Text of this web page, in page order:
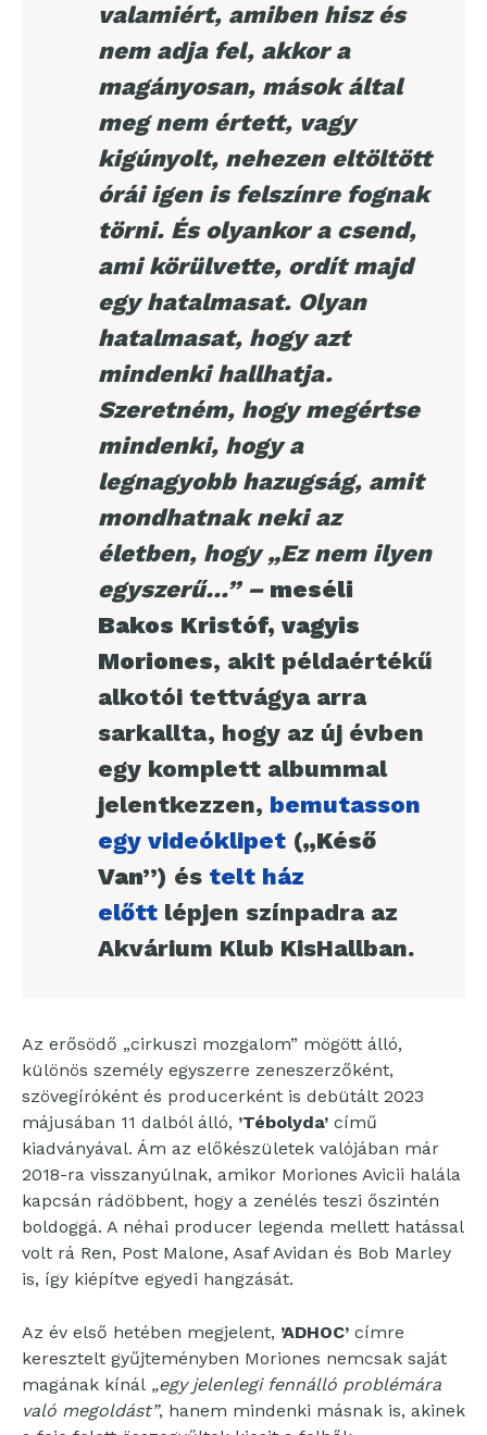
valamiért, amiben hisz és
nem adja fel, akkor a
magányosan, mások által
meg nem értett, vagy
kigúnyolt, nehezen eltöltött
órái igen is felszínre fognak
törni. És olyankor a csend,
ami körülvette, ordít majd
egy hatalmasat. Olyan
hatalmasat, hogy azt
mindenki hallhatja.
Szeretném, hogy megértse
mindenki, hogy a
legnagyobb hazugság, amit
mondhatnak neki az
életben, hogy „Ez nem ilyen
egyszerű…” – meséli
Bakos Kristóf, vagyis
Moriones, akit példaértékű
alkotói tettvágya arra
sarkallta, hogy az új évben
egy komplett albummal
jelentkezzen, bemutasson
egy videóklipet („Késő
Van”) és telt ház
előtt lépjen színpadra az
Akvárium Klub KisHallban.
Az erősödő „cirkuszi mozgalom” mögött álló,
különös személy egyszerre zeneszerzőként,
szövegíróként és producerként is debütált 2023
májusában 11 dalból álló, ’Tébolyda’ című
kiadványával. Ám az előkészületek valójában már
2018-ra visszanyúlnak, amikor Moriones Avicii halála
kapcsán rádöbbent, hogy a zenélés teszi őszintén
boldoggá. A néhai producer legenda mellett hatással
volt rá Ren, Post Malone, Asaf Avidan és Bob Marley
is, így kiépítve egyedi hangzását.
Az év első hetében megjelent, ’ADHOC’ címre
keresztelt gyűjteményben Moriones nemcsak saját
magának kínál „egy jelenlegi fennálló problémára
való megoldást”, hanem mindenki másnak is, akinek